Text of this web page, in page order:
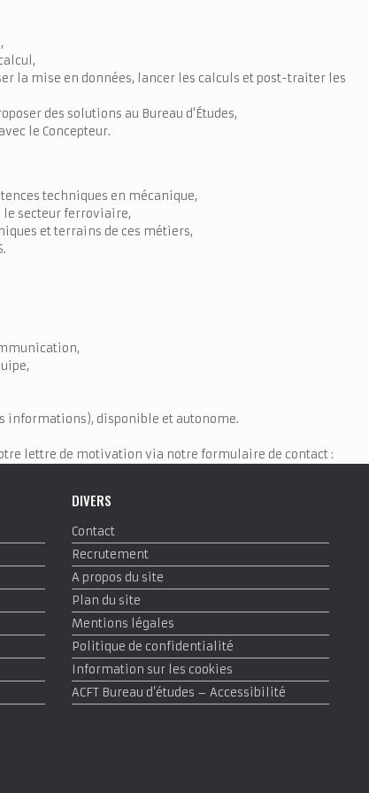
la mise en données, lancer les calculs et post-traiter les
des solutions au Bureau d'Études,
le Concepteur.
techniques en mécanique,
le secteur ferroviaire,
et terrains de ces métiers,
informations), disponible et autonome.
lettre de motivation via notre formulaire de contact :
DIVERS
Contact
Recrutement
A propos du site
Plan du site
Mentions légales
Politique de confidentialité
Information sur les cookies
ACFT Bureau d’études – Accessibilité